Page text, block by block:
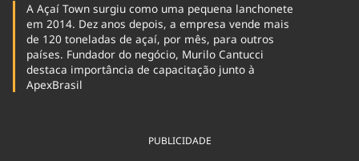
A Açaí Town surgiu como uma pequena lanchonete
em 2014. Dez anos depois, a empresa vende mais
de 120 toneladas de açaí, por mês, para outros
países. Fundador do negócio, Murilo Cantucci
destaca importância de capacitação junto à
ApexBrasil
PUBLICIDADE